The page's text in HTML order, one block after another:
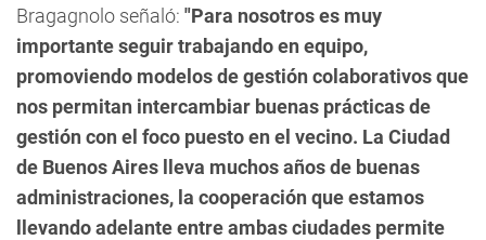
Bragagnolo señaló: "Para nosotros es muy
importante seguir trabajando en equipo,
promoviendo modelos de gestión colaborativos que
nos permitan intercambiar buenas prácticas de
gestión con el foco puesto en el vecino. La Ciudad
de Buenos Aires lleva muchos años de buenas
administraciones, la cooperación que estamos
llevando adelante entre ambas ciudades permite